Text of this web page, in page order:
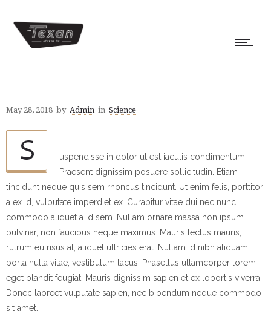
May 28, 2018 by Admin in Science
S
uspendisse in dolor ut est iaculis condimentum.
Praesent dignissim posuere sollicitudin. Etiam
tincidunt neque quis sem rhoncus tincidunt. Ut enim felis, porttitor
a ex id, vulputate imperdiet ex. Curabitur vitae dui nec nunc
commodo aliquet a id sem. Nullam ornare massa non ipsum
pulvinar, non faucibus neque maximus. Mauris lectus mauris,
rutrum eu risus at, aliquet ultricies erat. Nullam id nibh aliquam,
porta nulla vitae, vestibulum lacus. Phasellus ullamcorper lorem
eget blandit feugiat. Mauris dignissim sapien et ex lobortis viverra.
Donec laoreet vulputate sapien, nec bibendum neque commodo
sit amet.